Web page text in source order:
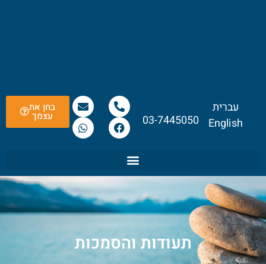
עברית
English
03-7445050
בחן את
עצמך
תעודות והסמכות